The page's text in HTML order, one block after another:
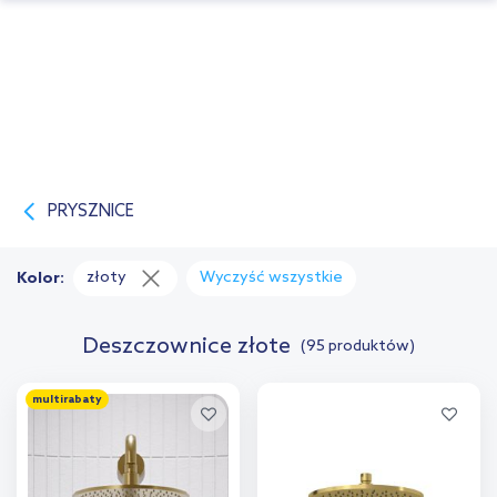
PRYSZNICE
Deszczownice złote (95 produktów)
Kolor: złoty Wyczyść wszystkie
multirabaty